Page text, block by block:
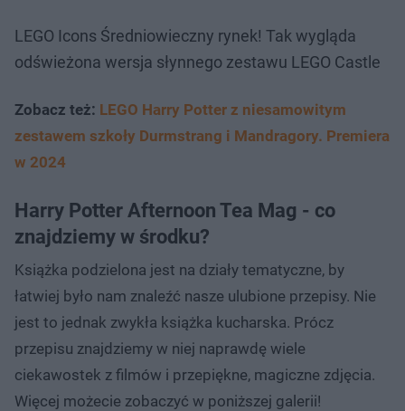
LEGO Icons Średniowieczny rynek! Tak wygląda
odświeżona wersja słynnego zestawu LEGO Castle
Zobacz też: LEGO Harry Potter z niesamowitym
zestawem szkoły Durmstrang i Mandragory. Premiera
w 2024
Harry Potter Afternoon Tea Mag - co
znajdziemy w środku?
Książka podzielona jest na działy tematyczne, by
łatwiej było nam znaleźć nasze ulubione przepisy. Nie
jest to jednak zwykła książka kucharska. Prócz
przepisu znajdziemy w niej naprawdę wiele
ciekawostek z filmów i przepiękne, magiczne zdjęcia.
Więcej możecie zobaczyć w poniższej galerii!